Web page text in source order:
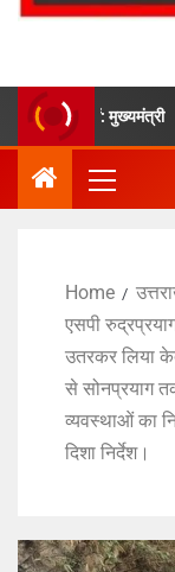
मुख्यमंत्री
Home
एसपी
उतरकर लिया
से सोनप्रयाग
व्यवस्थाओं का
दिशा निर्देश।